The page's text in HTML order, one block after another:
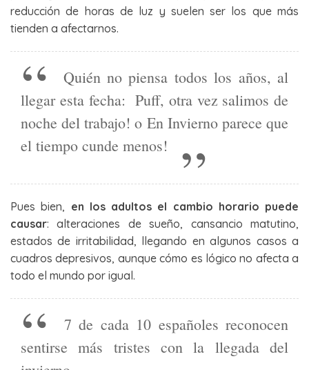
reducción de horas de luz y suelen ser los que más
tienden a afectarnos.
Quién no piensa todos los años, al
llegar esta fecha: Puff, otra vez salimos de
noche del trabajo! o En Invierno parece que
el tiempo cunde menos!
Pues bien, en los adultos el cambio horario puede
causar: alteraciones de sueño, cansancio matutino,
estados de irritabilidad, llegando en algunos casos a
cuadros depresivos, aunque cómo es lógico no afecta a
todo el mundo por igual.
7 de cada 10 españoles reconocen
sentirse más tristes con la llegada del